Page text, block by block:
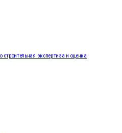
строительная экспертиза и оценка